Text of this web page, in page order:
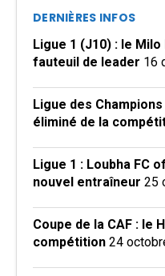
DERNIÈRES INFOS
Ligue 1 (J10) : le Milo
fauteuil de leader 16
Ligue des
éliminé de la
Ligue 1 : Loubha FC
nouvel entraîneur 25
Coupe de la CAF : le
compétition 24